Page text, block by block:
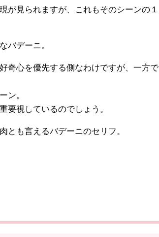
見られますが、これもそのシーンの１
バデーニ。
奇心を優先する側なわけですが、一方で
ン。
視しているのでしょう。
も言えるバデーニのセリフ。